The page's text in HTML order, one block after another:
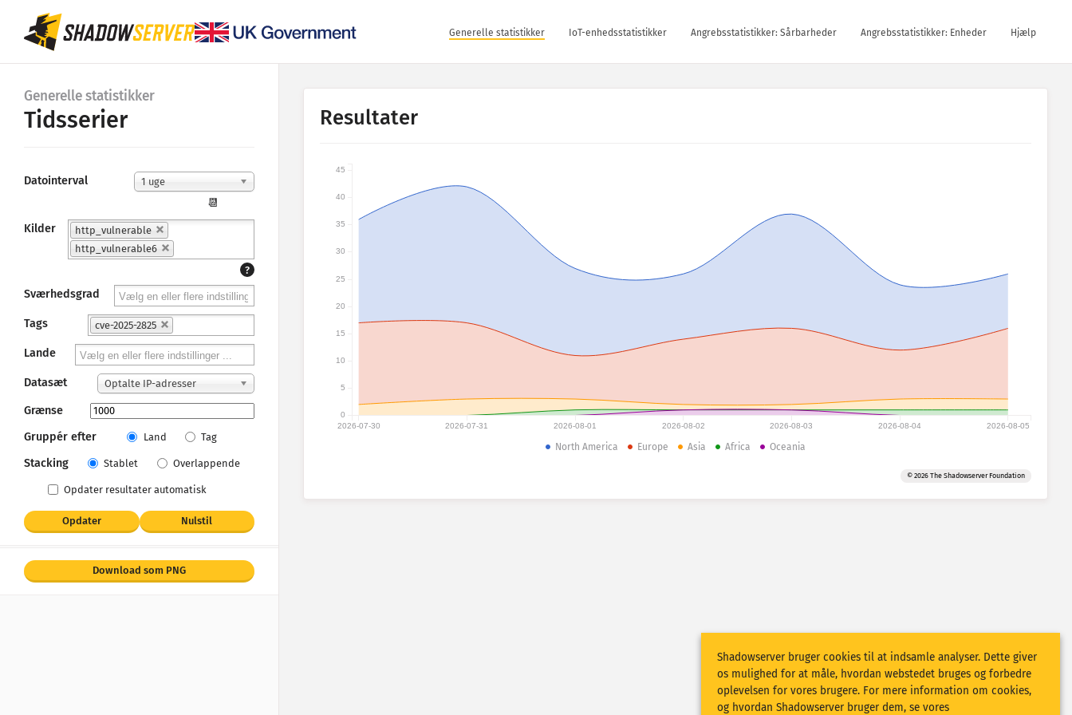
Generelle statistikker IoT-enhedsstatistikker Angrebsstatistikker: Sårbarheder Angrebsstatistikker: Enheder Hjælp
Generelle statistikker
Tidsserier
Datointerval 1 uge
📆
Kilder
http_vulnerable
http_vulnerable6
?
Sværhedsgrad
Tags cve-2025-2825
Lande
Datasæt Optalte IP-adresser
Grænse
Gruppér efter
Land Tag
Stacking Stablet Overlappende
Opdater resultater automatisk
Opdater Nulstil
Download som PNG
Resultater
2026-07-30 2026-07-31 2026-08-01 2026-08-02 2026-08-03 2026-08-04 2026-08-05
0
5
10
15
20
25
30
35
40
45
North America Europe Asia Africa Oceania
© 2026 The Shadowserver Foundation
Shadowserver bruger cookies til at indsamle analyser. Dette giver
os mulighed for at måle, hvordan webstedet bruges og forbedre
oplevelsen for vores brugere. For mere information om cookies,
og hvordan Shadowserver bruger dem, se vores